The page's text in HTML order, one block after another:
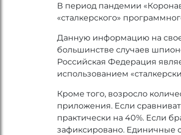
В период пандемии
«сталкерского»
Данную информацию на
большинстве случаев
Российская Федерация
использованием
Кроме того, возросло
приложения. Если
практически на 40%. Если
зафиксировано. Единичные